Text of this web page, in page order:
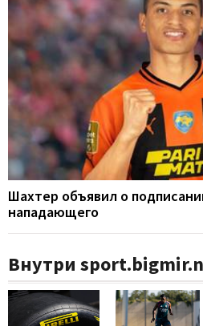
Шахтер объявил о
нападающего
Внутри